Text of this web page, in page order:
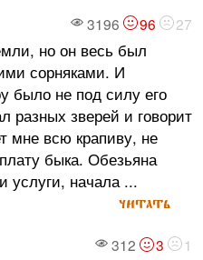
3196 96 27
но он весь был
сорняками. И
было не под силу его
разных зверей и говорит
мне всю крапиву, не
быка. Обезьяна
услуги, начала ...
читать
312 3 1